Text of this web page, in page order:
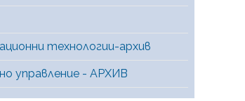
технологии-архив
управление - АРХИВ